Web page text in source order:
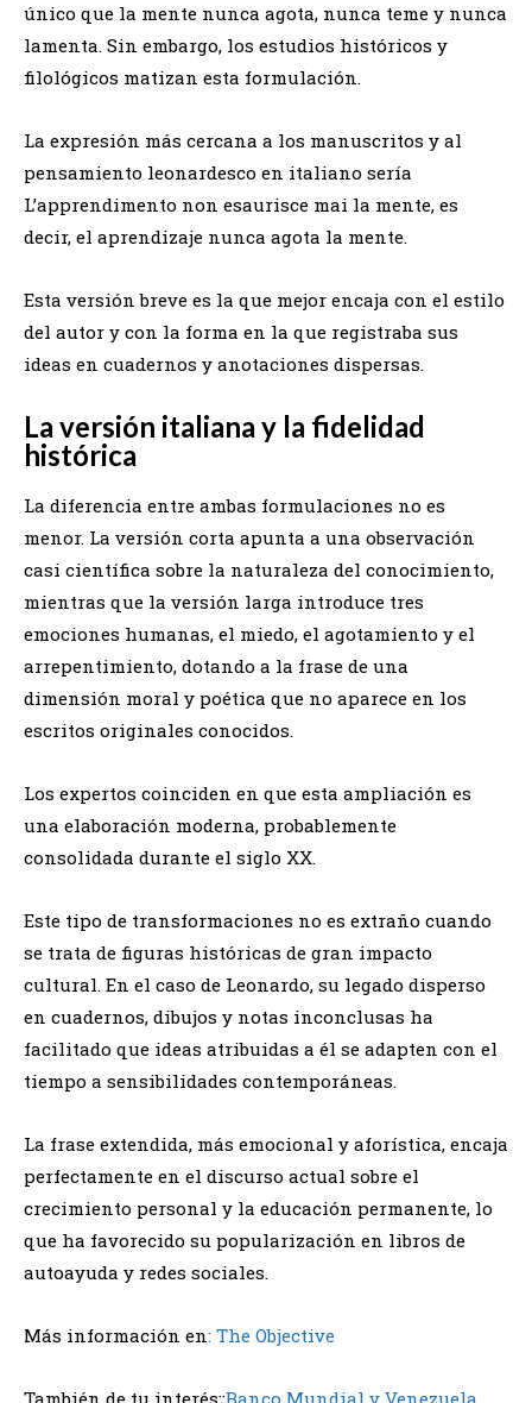
único que la mente nunca agota, nunca teme y nunca
lamenta. Sin embargo, los estudios históricos y
filológicos matizan esta formulación.
La expresión más cercana a los manuscritos y al
pensamiento leonardesco en italiano sería
L’apprendimento non esaurisce mai la mente, es
decir, el aprendizaje nunca agota la mente.
Esta versión breve es la que mejor encaja con el estilo
del autor y con la forma en la que registraba sus
ideas en cuadernos y anotaciones dispersas.
La versión italiana y la fidelidad
histórica
La diferencia entre ambas formulaciones no es
menor. La versión corta apunta a una observación
casi científica sobre la naturaleza del conocimiento,
mientras que la versión larga introduce tres
emociones humanas, el miedo, el agotamiento y el
arrepentimiento, dotando a la frase de una
dimensión moral y poética que no aparece en los
escritos originales conocidos.
Los expertos coinciden en que esta ampliación es
una elaboración moderna, probablemente
consolidada durante el siglo XX.
Este tipo de transformaciones no es extraño cuando
se trata de figuras históricas de gran impacto
cultural. En el caso de Leonardo, su legado disperso
en cuadernos, dibujos y notas inconclusas ha
facilitado que ideas atribuidas a él se adapten con el
tiempo a sensibilidades contemporáneas.
La frase extendida, más emocional y aforística, encaja
perfectamente en el discurso actual sobre el
crecimiento personal y la educación permanente, lo
que ha favorecido su popularización en libros de
autoayuda y redes sociales.
Más información en: The Objective